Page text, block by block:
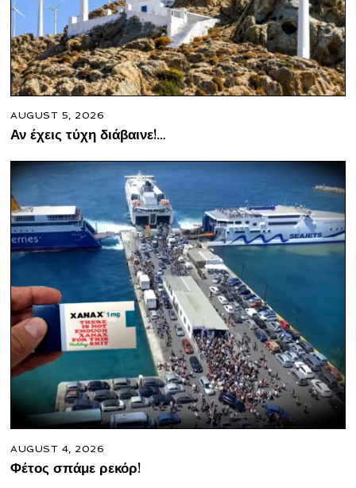
AUGUST 5, 2026
Αν έχεις τύχη διάβαινε!…
AUGUST 4, 2026
Φέτος σπάμε ρεκόρ!